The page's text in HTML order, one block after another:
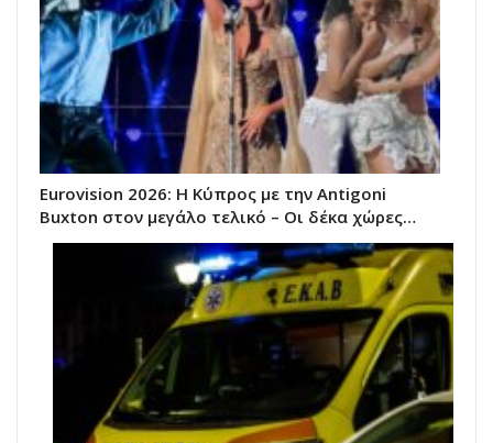
Eurovision 2026: Η Κύπρος με την Antigoni
Buxton στον μεγάλο τελικό – Οι δέκα χώρες…